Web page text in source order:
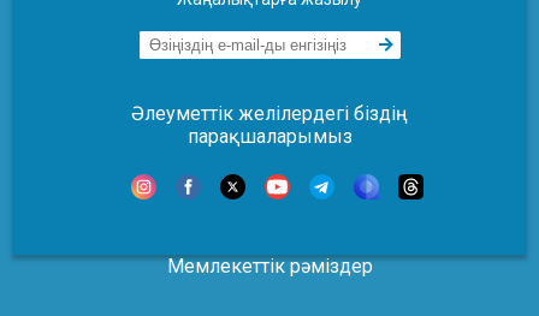
Әлеуметтік желілердегі біздің
парақшаларымыз
Мемлекеттік рәміздер